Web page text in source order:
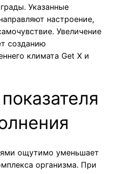
Указанные
настроение,
Увеличение
созданию
климата Get X и
ощутимо уменьшает
организма. При